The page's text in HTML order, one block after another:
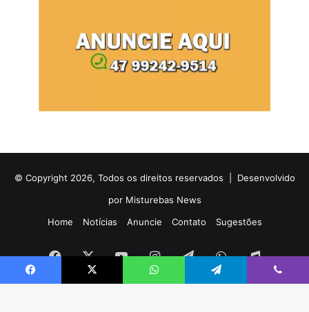
© Copyright 2026, Todos os direitos reservados | Desenvolvido
por Misturebas News
Home
Notícias Anuncie Contato Sugestões
Facebook
X YouTubeInstagramTelegramWhatsApp
Rádio
Facebook X WhatsApp Telegram Viber